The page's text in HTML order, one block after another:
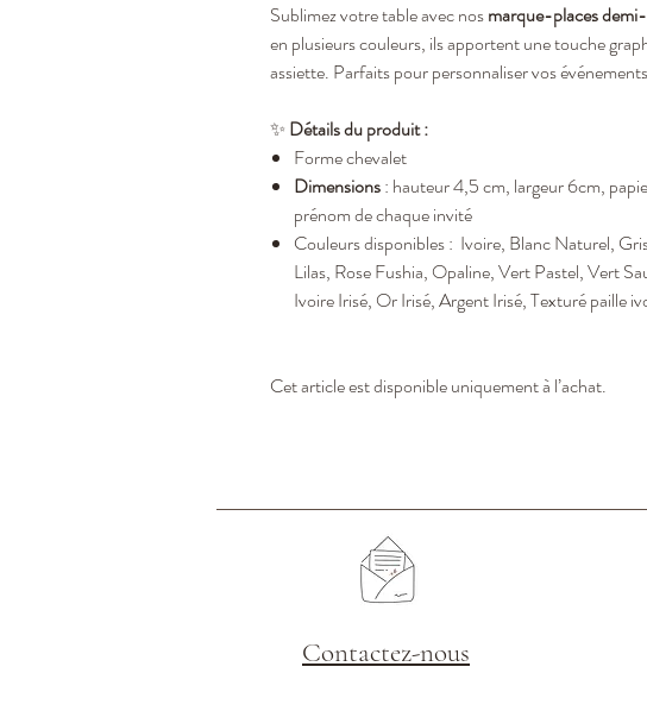
Sublimez votre table avec nosmarque-places
en plusieurs couleurs, ils apportent une touche
assiette. Parfaits pour personnaliser vos
✨ Détails du produit :
Forme chevalet
Dimensions: hauteur 4,5 cm, largeur 6cm,
prénom de chaque invité
Couleurs disponibles: Ivoire, Blanc Naturel,
Lilas, Rose Fushia, Opaline, Vert Pastel, Vert
Ivoire Irisé, Or Irisé, Argent Irisé, Texturé paille
Cet article est disponible uniquement à l’achat.
Contactez-nous